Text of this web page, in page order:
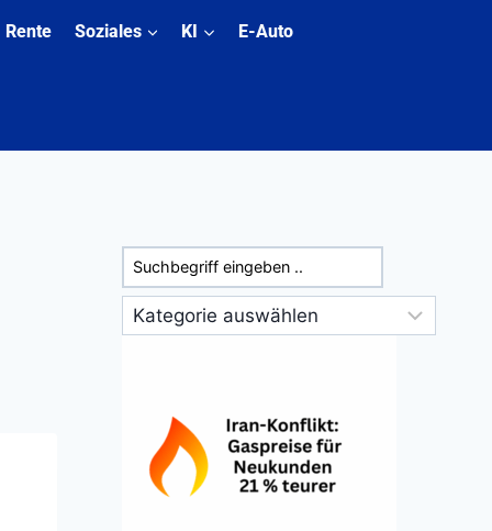
Rente Soziales KI E-Auto
Suchen
Kategorien